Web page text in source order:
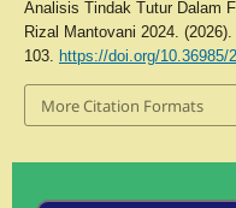
Analisis Tindak Tutur Dalam
Rizal Mantovani 2024. (2026).
103. https://doi.org/10.36985/
More Citation Formats